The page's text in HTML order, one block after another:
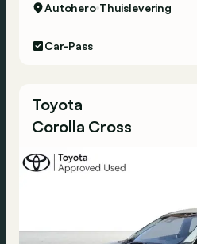
Autohero Thuislevering
Car-Pass
Toyota
Corolla Cross